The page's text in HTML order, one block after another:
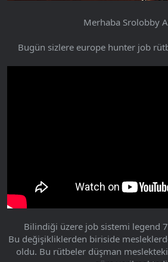
Merhaba Srolobby
Bugün sizlere europe hunter job
Bilindiği üzere job sistemi legend
Bu değişikliklerden biriside
oldu. Bu rütbeler düşman